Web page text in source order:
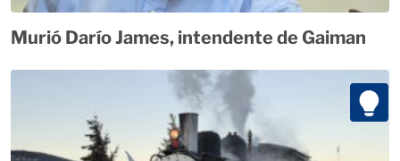
Murió Darío James, intendente de Gaiman